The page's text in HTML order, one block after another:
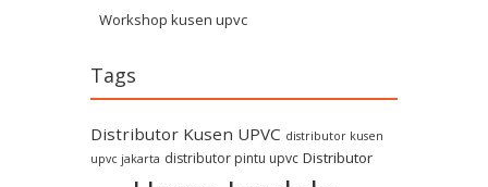
Workshop kusen upvc
Tags
Distributor Kusen UPVC distributor kusen
upvc jakarta distributor pintu upvc Distributor